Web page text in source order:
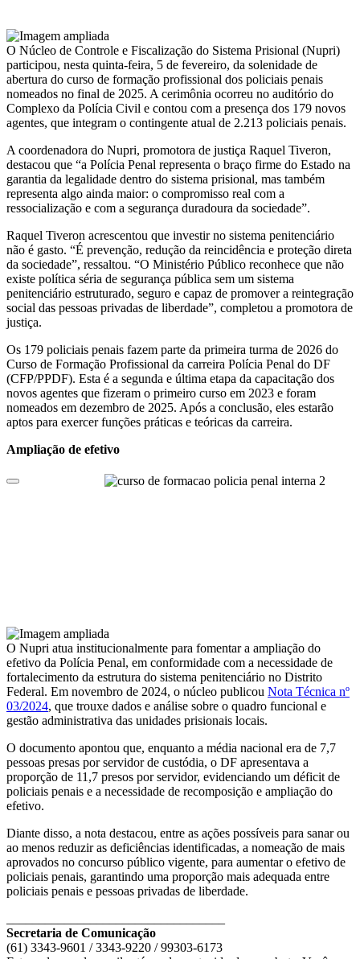
O Núcleo de Controle e Fiscalização do Sistema Prisional (Nupri)
participou, nesta quinta-feira, 5 de fevereiro, da solenidade de
abertura do curso de formação profissional dos policiais penais
nomeados no final de 2025. A cerimônia ocorreu no auditório do
Complexo da Polícia Civil e contou com a presença dos 179 novos
agentes, que integram o contingente atual de 2.213 policiais penais.
A coordenadora do Nupri, promotora de justiça Raquel Tiveron,
destacou que “a Polícia Penal representa o braço firme do Estado na
garantia da legalidade dentro do sistema prisional, mas também
representa algo ainda maior: o compromisso real com a
ressocialização e com a segurança duradoura da sociedade”.
Raquel Tiveron acrescentou que investir no sistema penitenciário
não é gasto. “É prevenção, redução da reincidência e proteção direta
da sociedade”, ressaltou. “O Ministério Público reconhece que não
existe política séria de segurança pública sem um sistema
penitenciário estruturado, seguro e capaz de promover a reintegração
social das pessoas privadas de liberdade”, completou a promotora de
justiça.
Os 179 policiais penais fazem parte da primeira turma de 2026 do
Curso de Formação Profissional da carreira Polícia Penal do DF
(CFP/PPDF). Esta é a segunda e última etapa da capacitação dos
novos agentes que fizeram o primeiro curso em 2023 e foram
nomeados em dezembro de 2025. Após a conclusão, eles estarão
aptos para exercer funções práticas e teóricas da carreira.
Ampliação de efetivo
O Nupri atua institucionalmente para fomentar a ampliação do
efetivo da Polícia Penal, em conformidade com a necessidade de
fortalecimento da estrutura do sistema penitenciário no Distrito
Federal. Em novembro de 2024, o núcleo publicou Nota Técnica nº
03/2024, que trouxe dados e análise sobre o quadro funcional e
gestão administrativa das unidades prisionais locais.
O documento apontou que, enquanto a média nacional era de 7,7
pessoas presas por servidor de custódia, o DF apresentava a
proporção de 11,7 presos por servidor, evidenciando um déficit de
policiais penais e a necessidade de recomposição e ampliação do
efetivo.
Diante disso, a nota destacou, entre as ações possíveis para sanar ou
ao menos reduzir as deficiências identificadas, a nomeação de mais
aprovados no concurso público vigente, para aumentar o efetivo de
policiais penais, garantindo uma proporção mais adequada entre
policiais penais e pessoas privadas de liberdade.
Secretaria de Comunicação
(61) 3343-9601 / 3343-9220 / 99303-6173